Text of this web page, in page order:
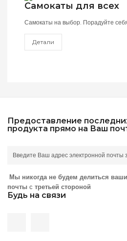
Самокаты для всех
Самокаты на выбор. Порадуйте
Детали
Предоставление
продукта прямо на Ваш
Мы никогда не будем делиться
почты с третьей стороной
Будь на связи